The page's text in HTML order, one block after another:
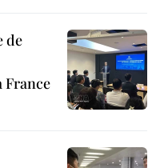
de
France